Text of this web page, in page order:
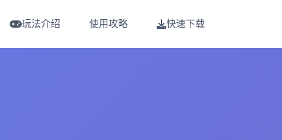
玩法介绍 使用攻略 快速下载